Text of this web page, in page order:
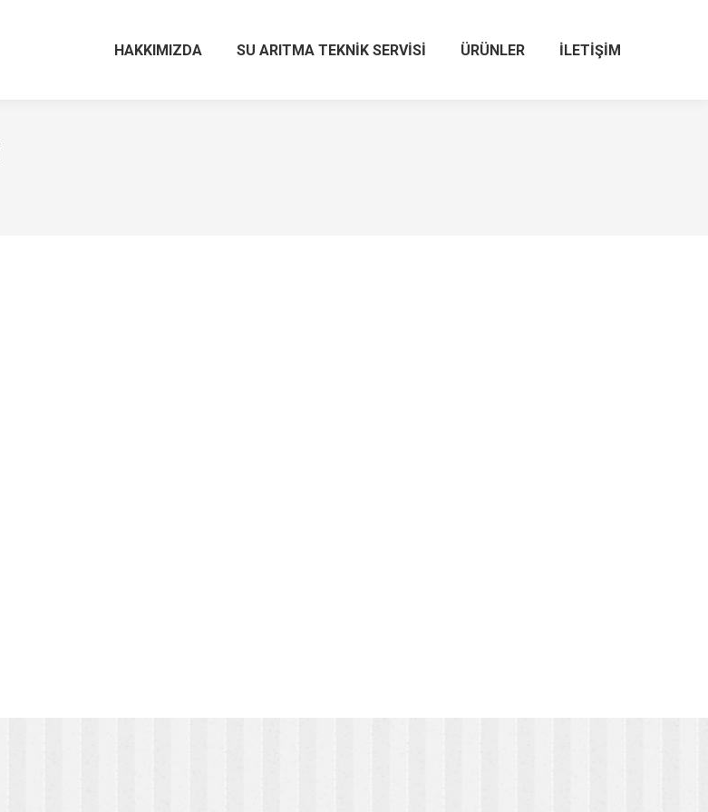
HAKKIMIZDA SU ARITMA TEKNIK SERVISI ÜRÜNLER İLETIŞIM